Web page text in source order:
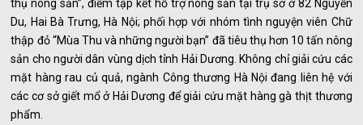
thụ nông sản”, điểm tập kết hỗ trợ nông sản tại trụ sở ở 82 Nguyễn
Du, Hai Bà Trưng, Hà Nội; phối hợp với nhóm tình nguyện viên Chữ
thập đỏ “Mùa Thu và những người bạn” đã tiêu thụ hơn 10 tấn nông
sản cho người dân vùng dịch tỉnh Hải Dương. Không chỉ giải cứu các
mặt hàng rau củ quả, ngành Công thương Hà Nội đang liên hệ với
các cơ sở giết mổ ở Hải Dương để giải cứu mặt hàng gà thịt thương
phẩm.